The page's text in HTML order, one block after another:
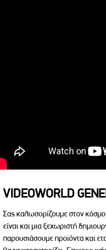
VIDEOWORLD
Σας καλωσορίζουμε στον
είναι και μια ξεχωριστή
παρουσιάσουμε προϊόντα και